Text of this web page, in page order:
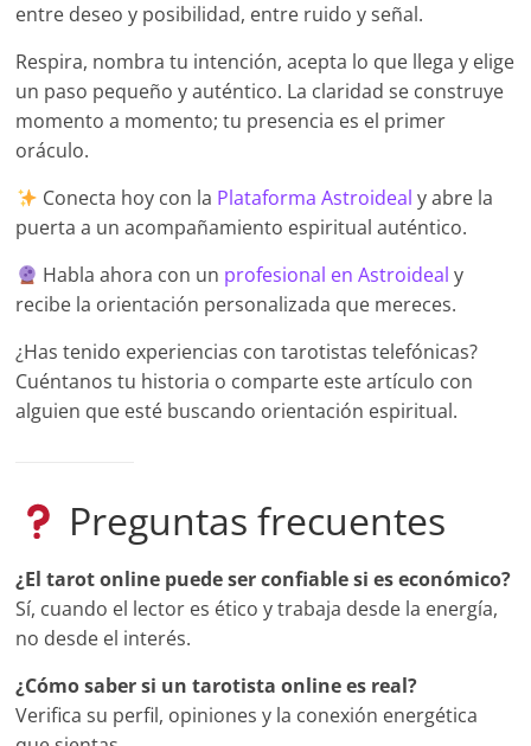
entre deseo y posibilidad, entre ruido y señal.
Respira, nombra tu intención, acepta lo que llega y elige
un paso pequeño y auténtico. La claridad se construye
momento a momento; tu presencia es el primer
oráculo.
Conecta hoy con la Plataforma Astroideal y abre la
puerta a un acompañamiento espiritual auténtico.
Habla ahora con un profesional en Astroideal y
recibe la orientación personalizada que mereces.
¿Has tenido experiencias con tarotistas telefónicas?
Cuéntanos tu historia o comparte este artículo con
alguien que esté buscando orientación espiritual.
Preguntas frecuentes
¿El tarot online puede ser confiable si es económico?
Sí, cuando el lector es ético y trabaja desde la energía,
no desde el interés.
¿Cómo saber si un tarotista online es real?
Verifica su perfil, opiniones y la conexión energética